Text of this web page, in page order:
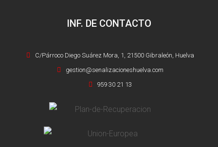
INF. DE CONTACTO
C/Párroco Diego Suárez Mora, 1, 21500 Gibraleón, Huelva
gestion@senalizacioneshuelva.com
959 30 21 13